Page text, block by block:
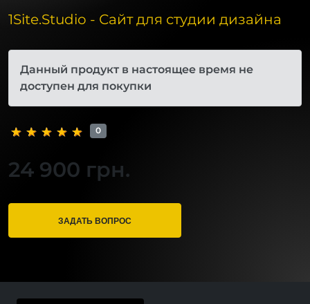
1Site.Studio - Сайт для студии дизайна
Данный продукт в настоящее время не
доступен для покупки
0
24 900 грн.
ЗАДАТЬ ВОПРОС